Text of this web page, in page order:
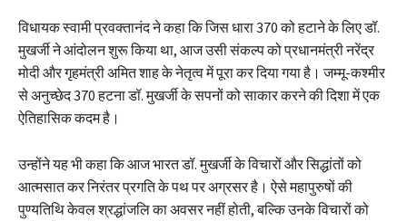
विधायक स्वामी प्रवक्तानंद ने कहा कि जिस धारा 370 को हटाने के लिए डॉ.
मुखर्जी ने आंदोलन शुरू किया था, आज उसी संकल्प को प्रधानमंत्री नरेंद्र
मोदी और गृहमंत्री अमित शाह के नेतृत्व में पूरा कर दिया गया है। जम्मू-कश्मीर
से अनुच्छेद 370 हटना डॉ. मुखर्जी के सपनों को साकार करने की दिशा में एक
ऐतिहासिक कदम है।
उन्होंने यह भी कहा कि आज भारत डॉ. मुखर्जी के विचारों और सिद्धांतों को
आत्मसात कर निरंतर प्रगति के पथ पर अग्रसर है। ऐसे महापुरुषों की
पुण्यतिथि केवल श्रद्धांजलि का अवसर नहीं होती, बल्कि उनके विचारों को